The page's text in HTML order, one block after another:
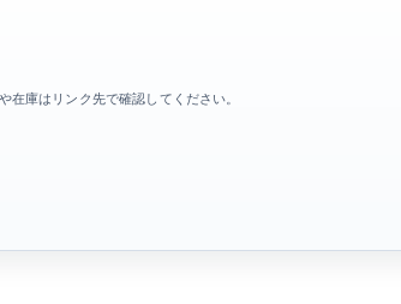
庫はリンク先で確認してください。